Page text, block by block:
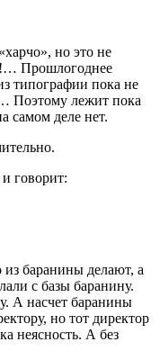
но это не
Прошлогоднее
типографии пока не
Поэтому лежит пока
самом деле нет.
говорит:
баранины делают, а
с базы баранину.
А насчет баранины
но тот директор
неясность. А без